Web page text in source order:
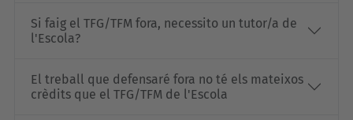
Si faig el TFG/TFM fora, necessito un tutor/a de
l'Escola?
El treball que defensaré fora no té els mateixos
crèdits que el TFG/TFM de l'Escola